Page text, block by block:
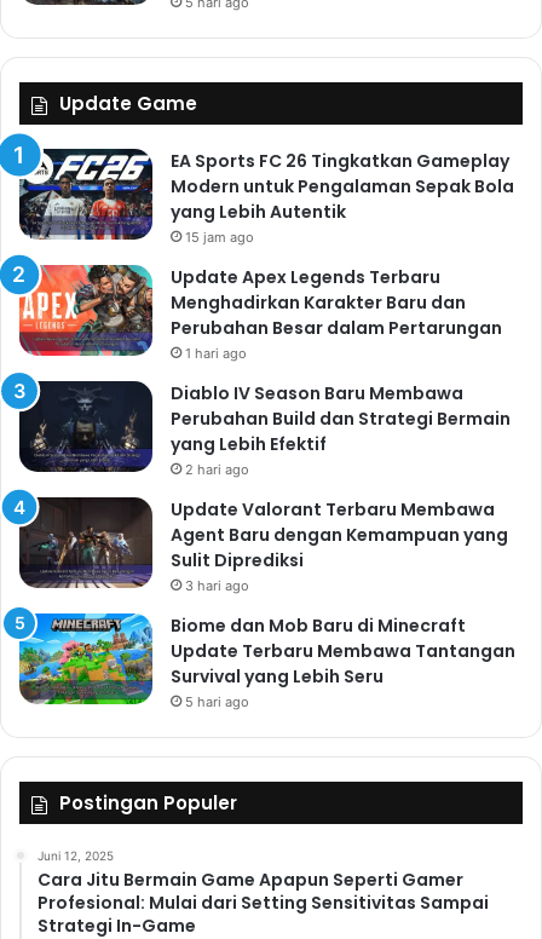
Update Game
EA Sports FC 26 Tingkatkan Gameplay
Modern untuk Pengalaman Sepak Bola
yang Lebih Autentik
15 jam ago
Update Apex Legends Terbaru
Menghadirkan Karakter Baru dan
Perubahan Besar dalam Pertarungan
1 hari ago
Diablo IV Season Baru Membawa
Perubahan Build dan Strategi Bermain
yang Lebih Efektif
2 hari ago
Update Valorant Terbaru Membawa
Agent Baru dengan Kemampuan yang
Sulit Diprediksi
3 hari ago
Biome dan Mob Baru di Minecraft
Update Terbaru Membawa Tantangan
Survival yang Lebih Seru
5 hari ago
Postingan Populer
Juni 12, 2025
Cara Jitu Bermain Game Apapun Seperti Gamer
Profesional: Mulai dari Setting Sensitivitas Sampai
Strategi In-Game